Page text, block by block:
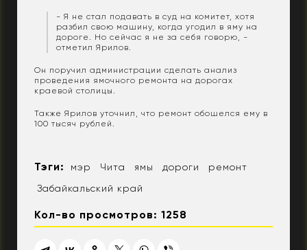
- Я не стал подавать в суд на комитет, хотя
разбил свою машину, когда угодил в яму на
дороге. Но сейчас я не за себя говорю, -
отметил Ярилов.
Он поручил администрации сделать анализ
проведения ямочного ремонта на дорогах
краевой столицы.
Также Ярилов уточнил, что ремонт обошелся ему в
100 тысяч рублей.
Тэги: мэр Чита ямы дороги
ремонт
Забайкальский край
Кол-во просмотров: 1258